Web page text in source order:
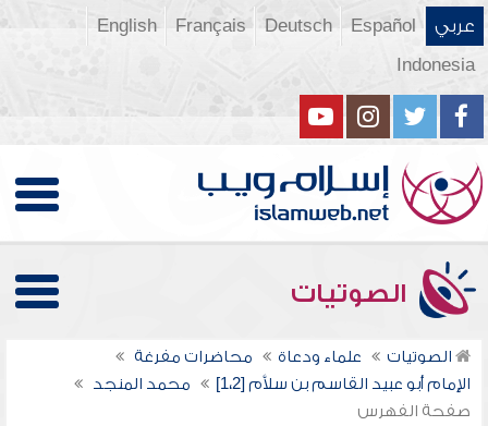
عربي Español
Deutsch
Français
English
Indonesia
الصوتيات
الصوتيات علماء ودعاة
محاضرات مفرغة
الإمام أبو عبيد القاسم بن سلاَّم [1،2]
محمد المنجد
صفحة الفهرس